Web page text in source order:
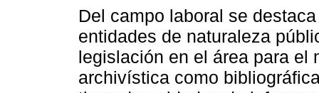
Del campo laboral se
entidades de naturaleza
legislación en el área para el
archivística como